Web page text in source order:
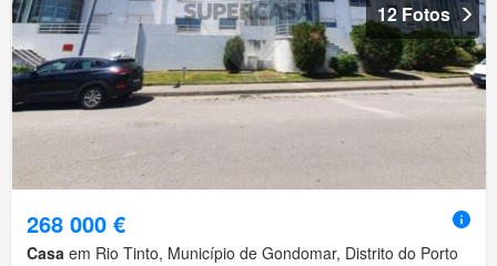
12 Fotos
268 000 €
Casa em Rio Tinto, Município de Gondomar, Distrito do Porto